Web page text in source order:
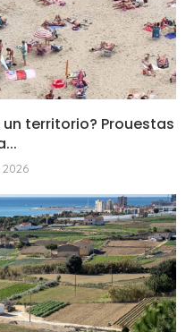
territorio? Prouestas